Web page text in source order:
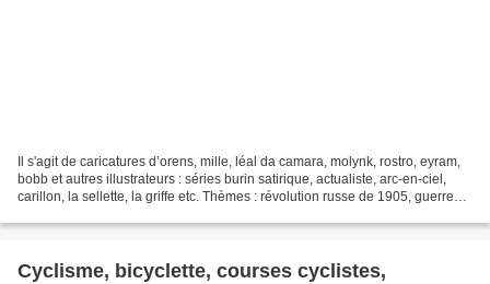
Il s'agit de caricatures d’orens, mille, léal da camara, molynk, rostro, eyram,
bobb et autres illustrateurs : séries burin satirique, actualiste, arc-en-ciel,
carillon, la sellette, la griffe etc. Thèmes : révolution russe de 1905, guerre
Cyclisme, bicyclette, courses cyclistes,